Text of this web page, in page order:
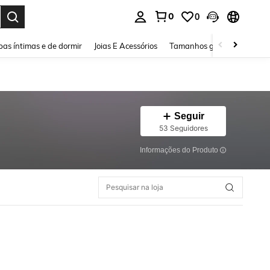
0 0
íntimas e de dormir Joias E Acessórios Tamanhos grandes
Seguir
53 Seguidores
Informações do Produto